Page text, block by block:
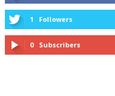
1 Followers
0 Subscribers